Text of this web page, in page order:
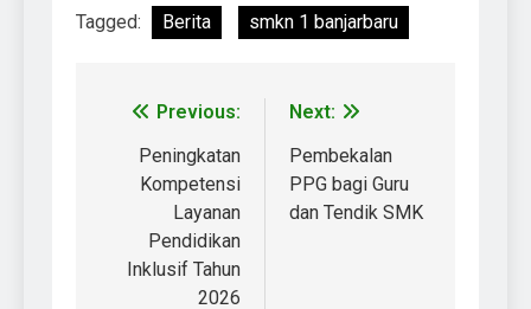
Tagged: Berita smkn 1 banjarbaru
Previous:
Peningkatan
Kompetensi
Layanan
Pendidikan
Inklusif Tahun
2026
Next:
Pembekalan
PPG bagi Guru
dan Tendik SMK